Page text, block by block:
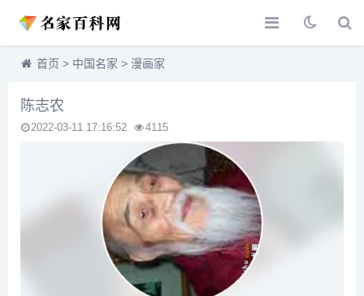
首页 > 中国名家 > 漫画家
陈志农
2022-03-11 17:16:52 4115